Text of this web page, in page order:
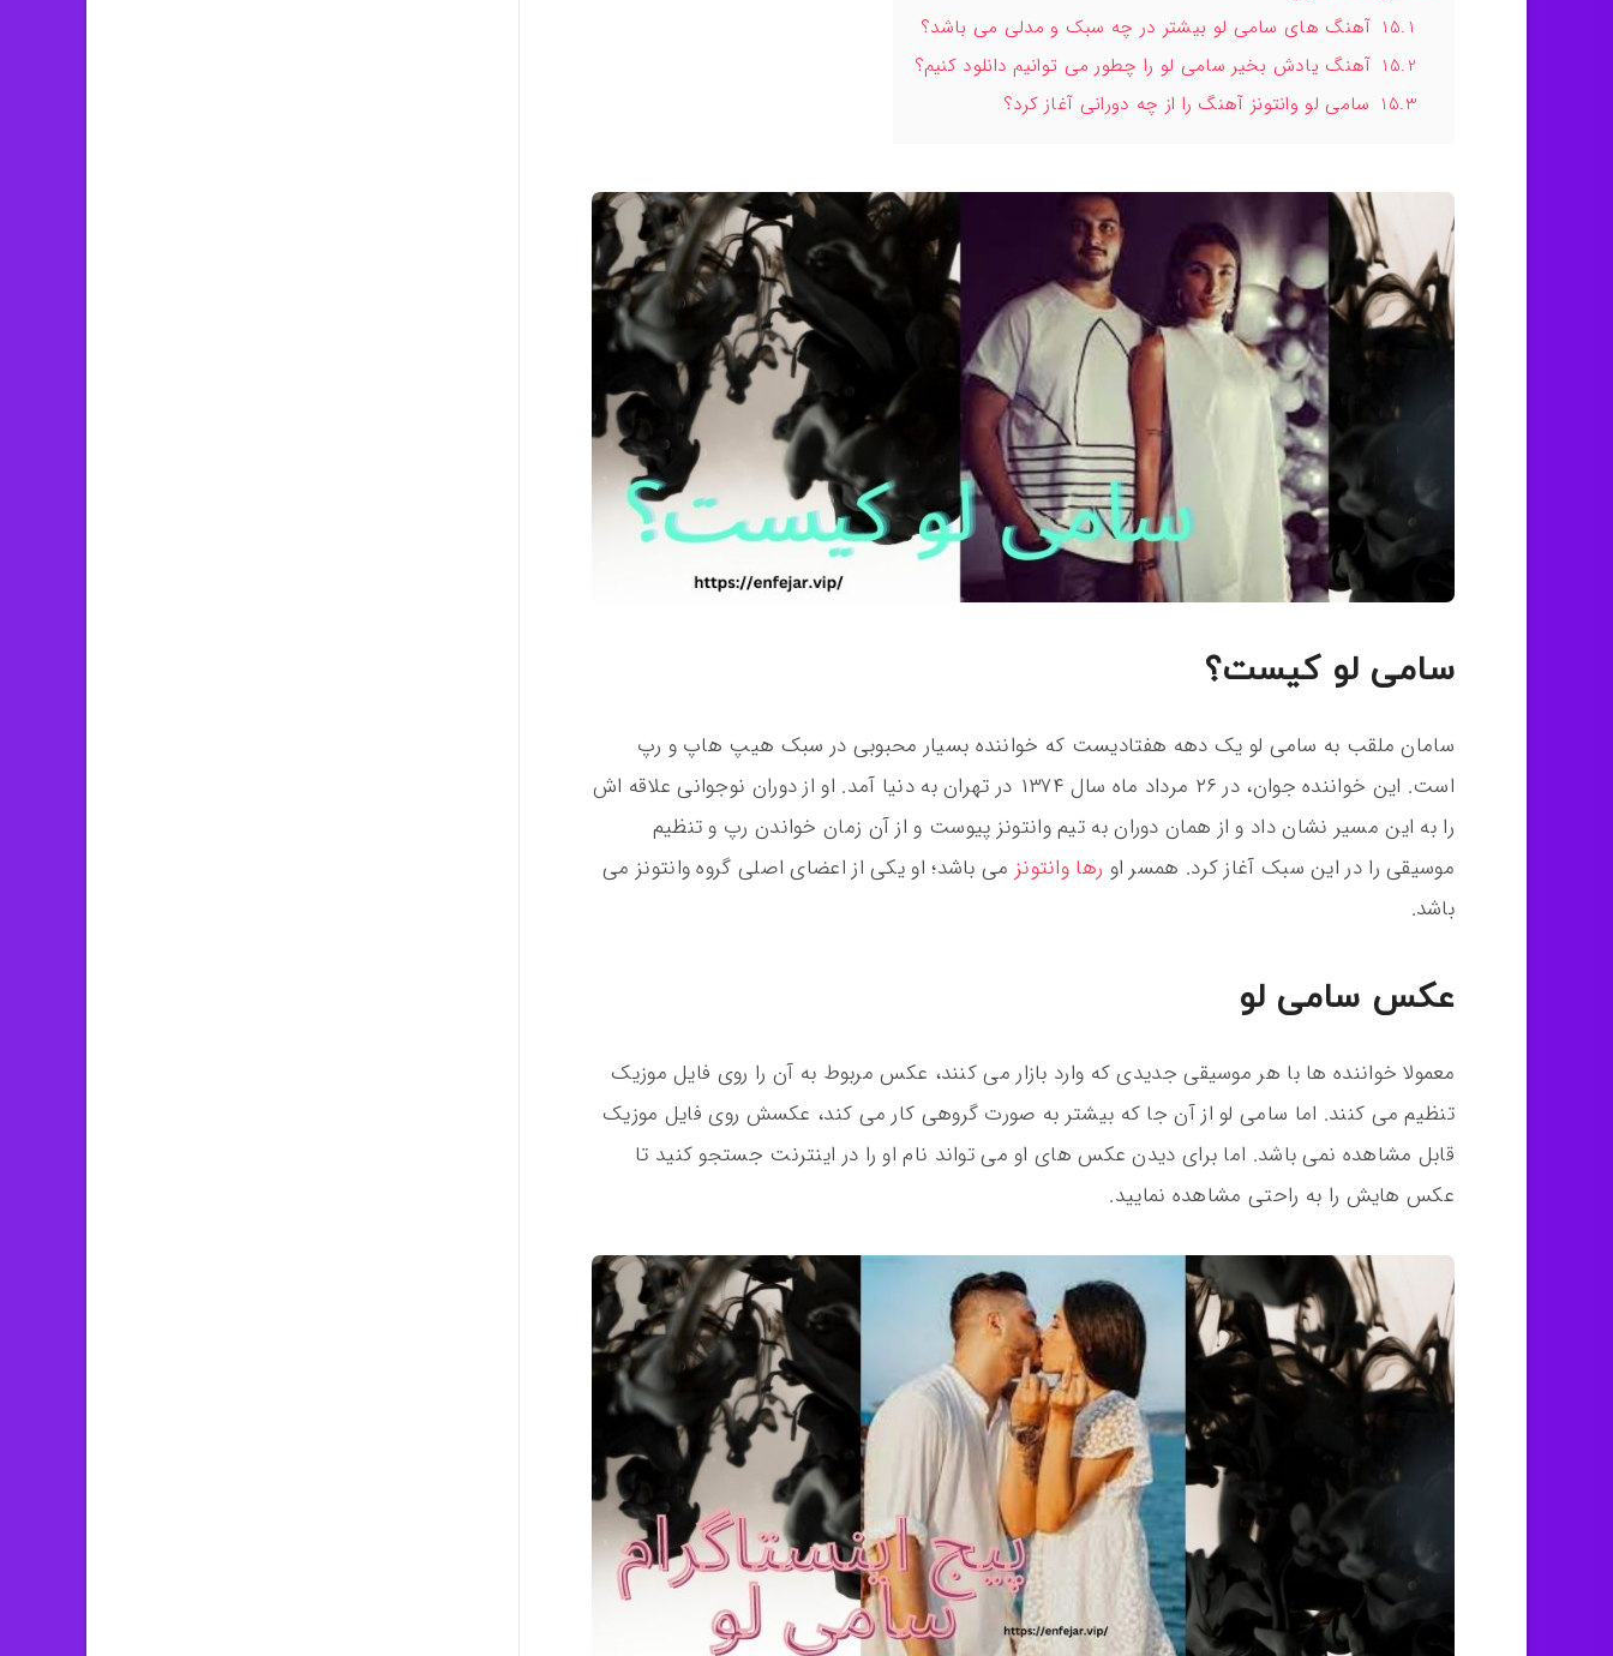
15.1 آهنگ های سامی لو بیشتر در چه سبک و مدلی می باشد؟
15.2 آهنگ یادش بخیر سامی لو را چطور می توانیم دانلود کنیم؟
15.3 سامی لو وانتونز آهنگ را از چه دورانی آغاز کرد؟
سامی لو کیست؟
سامان ملقب به سامی لو یک دهه هفتادیست که خواننده بسیار محبوبی در سبک هیپ هاپ و رپ
است. این خواننده جوان، در ۲۶ مرداد ماه سال ۱۳۷۴ در تهران به دنیا آمد. او از دوران نوجوانی علاقه اش
را به این مسیر نشان داد و از همان دوران به تیم وانتونز پیوست و از آن زمان خواندن رپ و تنظیم
موسیقی را در این سبک آغاز کرد. همسر او رها وانتونز می باشد؛ او یکی از اعضای اصلی گروه وانتونز می
باشد.
عکس سامی لو
معمولا خواننده ها با هر موسیقی جدیدی که وارد بازار می کنند، عکس مربوط به آن را روی فایل موزیک
تنظیم می کنند. اما سامی لو از آن جا که بیشتر به صورت گروهی کار می کند، عکسش روی فایل موزیک
قابل مشاهده نمی باشد. اما برای دیدن عکس های او می تواند نام او را در اینترنت جستجو کنید تا
عکس هایش را به راحتی مشاهده نمایید.